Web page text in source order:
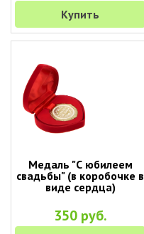
Купить
Медаль "С юбилеем
свадьбы" (в коробочке в
виде сердца)
350 руб.